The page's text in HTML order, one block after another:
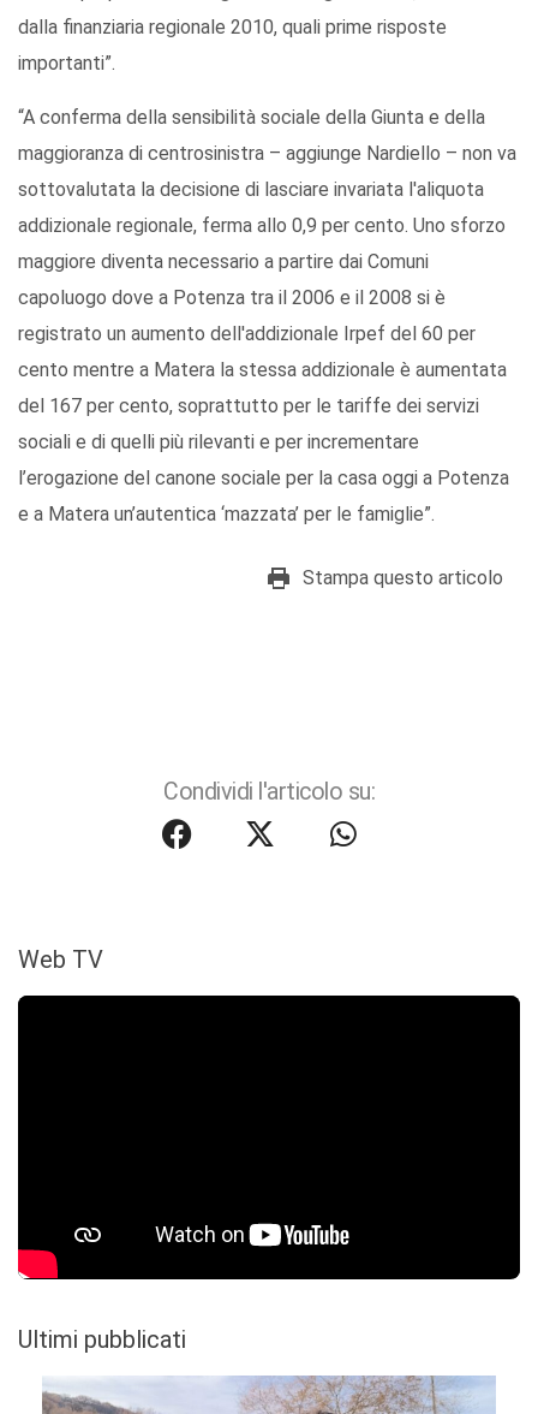
dalla finanziaria regionale 2010, quali prime risposte
importanti”.
“A conferma della sensibilità sociale della Giunta e della
maggioranza di centrosinistra – aggiunge Nardiello – non va
sottovalutata la decisione di lasciare invariata l'aliquota
addizionale regionale, ferma allo 0,9 per cento. Uno sforzo
maggiore diventa necessario a partire dai Comuni
capoluogo dove a Potenza tra il 2006 e il 2008 si è
registrato un aumento dell'addizionale Irpef del 60 per
cento mentre a Matera la stessa addizionale è aumentata
del 167 per cento, soprattutto per le tariffe dei servizi
sociali e di quelli più rilevanti e per incrementare
l’erogazione del canone sociale per la casa oggi a Potenza
e a Matera un’autentica ‘mazzata’ per le famiglie”.
Stampa questo articolo
Condividi l'articolo su:
Web TV
Ultimi pubblicati